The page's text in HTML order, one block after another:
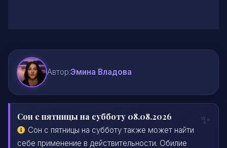
Автор:Эмина Владова
Сон с пятницы на субботу 08.08.2026
Сон с пятницы на субботу также может найти
себе применение в действительности. Обилие